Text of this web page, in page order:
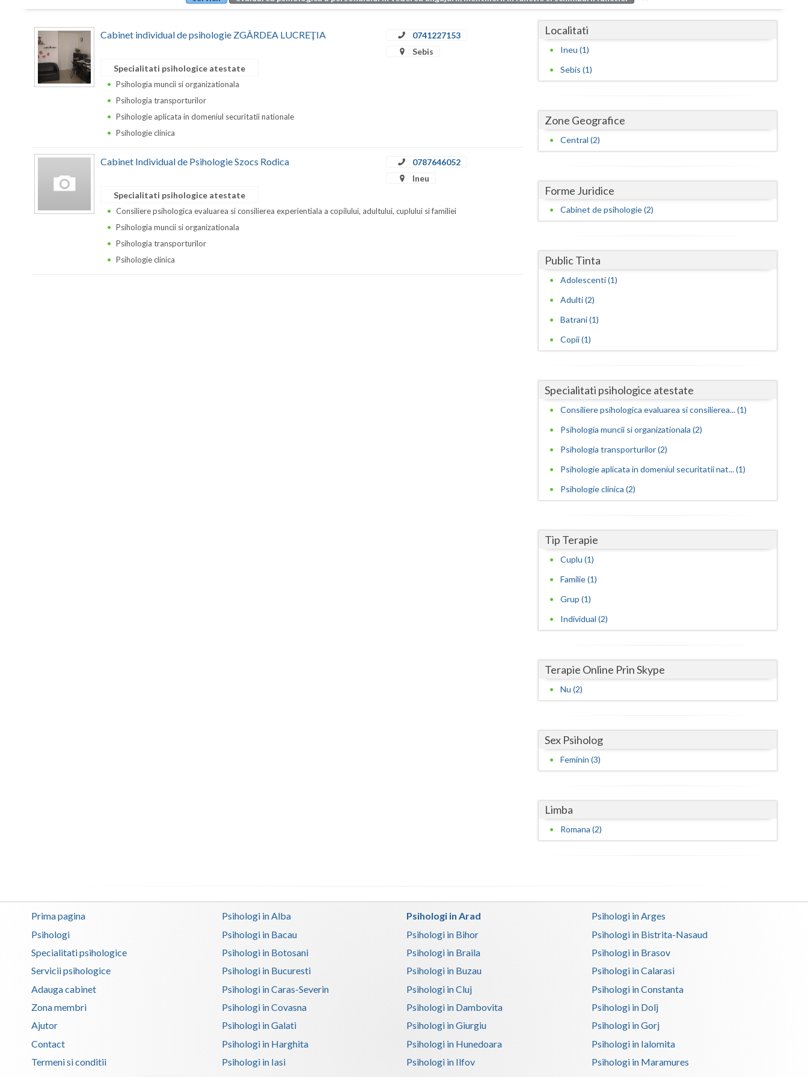
Buzau
Cluj
Dambovita
Galati
Giurgiu
Harghita
Maramures
Mehedinti
Neamt
Olt
Teleorman
Tulcea
Valcea
Vaslui
Vrancea
Cabinet individual de psihologie ZGÂRDEA LUCREŢIA
0741227153
Sebis
Specialitati psihologice atestate
Psihologia muncii si organizationala
Psihologia transporturilor
Psihologie aplicata in domeniul securitatii nationale
Psihologie clinica
Cabinet Individual de Psihologie Szocs Rodica
0787646052
Ineu
Specialitati psihologice atestate
Consiliere psihologica evaluarea si consilierea experientiala a copilului, adultului, cuplului si familiei
Psihologia muncii si organizationala
Psihologia transporturilor
Psihologie clinica
Localitati
Ineu (1)
Sebis (1)
Zone Geografice
Central (2)
Forme Juridice
Cabinet de psihologie (2)
Public Tinta
Adolescenti (1)
Adulti (2)
Batrani (1)
Copii (1)
Specialitati psihologice atestate
Consiliere psihologica evaluarea si consilierea... (1)
Psihologia muncii si organizationala (2)
Psihologia transporturilor (2)
Psihologie aplicata in domeniul securitatii nat... (1)
Psihologie clinica (2)
Tip Terapie
Cuplu (1)
Familie (1)
Grup (1)
Individual (2)
Terapie Online Prin Skype
Nu (2)
Sex Psiholog
Feminin (3)
Limba
Romana (2)
Prima pagina
Psihologi
Specialitati psihologice
Servicii psihologice
Adauga cabinet
Zona membri
Ajutor
Contact
Termeni si conditii
Psihologi in Alba Psihologi in Arad
Psihologi in Arges
Psihologi in Bacau
Psihologi in Bihor
Psihologi in Bistrita-Nasaud
Psihologi in Botosani
Psihologi in Braila
Psihologi in Brasov
Psihologi in Bucuresti
Psihologi in Buzau
Psihologi in Calarasi
Psihologi in Caras-Severin
Psihologi in Cluj
Psihologi in Constanta
Psihologi in Covasna
Psihologi in Dambovita
Psihologi in Dolj
Psihologi in Galati
Psihologi in Giurgiu
Psihologi in Gorj
Psihologi in Harghita
Psihologi in Hunedoara
Psihologi in Ialomita
Psihologi in Iasi
Psihologi in Ilfov
Psihologi in Maramures